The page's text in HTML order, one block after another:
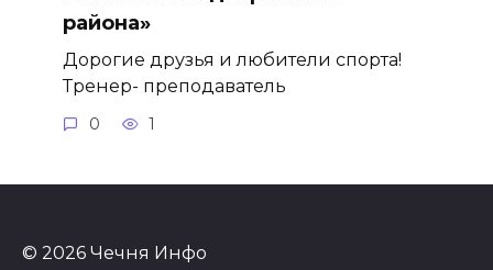
района»
Дорогие друзья и любители спорта!
Тренер- преподаватель
0 1
© 2026 Чечня Инфо